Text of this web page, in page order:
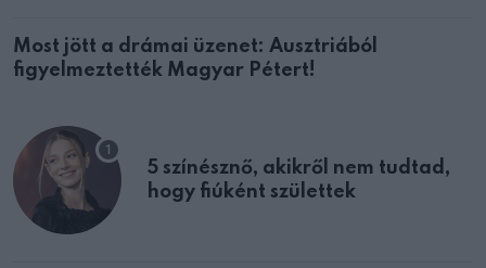
Most jött a drámai üzenet: Ausztriából
figyelmeztették Magyar Pétert!
5 színésznő, akikről nem tudtad,
hogy fiúként születtek